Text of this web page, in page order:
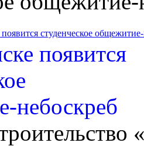
студенческое